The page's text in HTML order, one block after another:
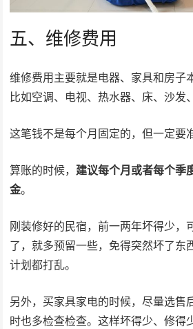
五、维修费用
维修费用主要就是电器、家具和房子
比如空调、电视、热水器、床、沙发
这笔钱不是每个月固定的，但一定要
算账的时候， 建议每个月或者每个季
金。
刚装修好的民宿，前一两年坏得少，
了，就多预留一些，免得突然坏了东
计划都打乱。
另外，买家具家电的时候，尽量选售
时也多检查检查。这样坏得少、修得